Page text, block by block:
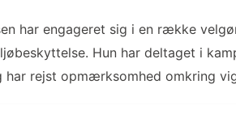
har engageret sig i en række
Hun har deltaget i
har rejst opmærksomhed omkring